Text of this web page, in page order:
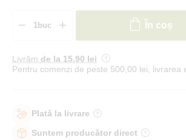
În coș
Livrăm de la 15,90 lei
Pentru comenzi de peste 500,00 lei, livrarea
Plată la livrare
Suntem producător direct